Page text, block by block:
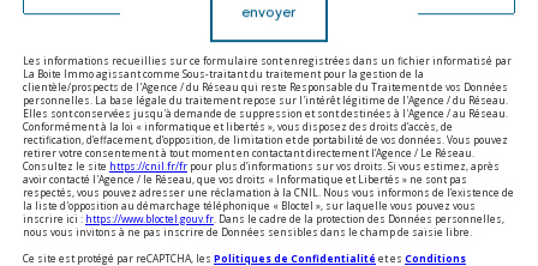
envoyer
Les informations recueillies sur ce formulaire sont enregistrées dans un fichier informatisé par
La Boite Immo agissant comme Sous-traitant du traitement pour la gestion de la
clientèle/prospects de l'Agence / du Réseau qui reste Responsable du Traitement de vos Données
personnelles. La base légale du traitement repose sur l'intérêt légitime de l'Agence / du Réseau.
Elles sont conservées jusqu'à demande de suppression et sont destinées à l'Agence / au Réseau.
Conformément à la loi « informatique et libertés », vous disposez des droits d’accès, de
rectification, d’effacement, d’opposition, de limitation et de portabilité de vos données. Vous pouvez
retirer votre consentement à tout moment en contactant directement l’Agence / Le Réseau.
Consultez le site https://cnil.fr/fr pour plus d’informations sur vos droits. Si vous estimez, après
avoir contacté l'Agence / le Réseau, que vos droits « Informatique et Libertés » ne sont pas
respectés, vous pouvez adresser une réclamation à la CNIL. Nous vous informons de l’existence de
la liste d'opposition au démarchage téléphonique « Bloctel », sur laquelle vous pouvez vous
inscrire ici : https://www.bloctel.gouv.fr . Dans le cadre de la protection des Données personnelles,
nous vous invitons à ne pas inscrire de Données sensibles dans le champ de saisie libre.
Ce site est protégé par reCAPTCHA, les Politiques de Confidentialité et es Conditions